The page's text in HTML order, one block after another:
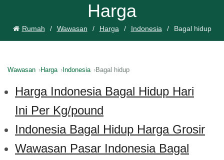
Harga
Rumah Wawasan Harga Indonesia Bagal hidup
Wawasan Harga Indonesia Bagal hidup
Harga Indonesia Bagal Hidup Hari
Ini Per Kg/pound
Indonesia Bagal Hidup Harga Grosir
Wawasan Pasar Indonesia Bagal